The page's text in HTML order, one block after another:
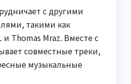
с другими
такими как
и Thomas Mraz. Вместе с
совместные треки,
музыкальные